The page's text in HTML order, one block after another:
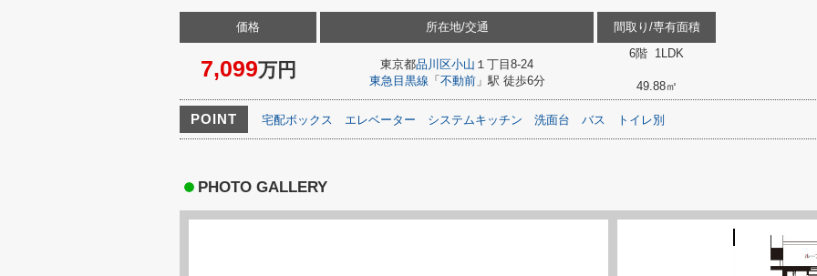
価格
7,099万円
所在地/交通
東京都品川区小山 １丁目8-24
東急目黒線 「 不動前」駅 徒歩6分
間取り/専有面積
6階 1LDK
49.88㎡
POINT 宅配ボックス エレベーター システムキッチン 洗面台 バス トイレ別
PHOTO GALLERY